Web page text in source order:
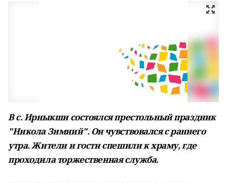
В с. Ирныкши состоялся престольный праздник
"Никола Зимний". Он чувствовался с раннего
утра. Жители и гости спешили к храму, где
проходила торжественная служба.